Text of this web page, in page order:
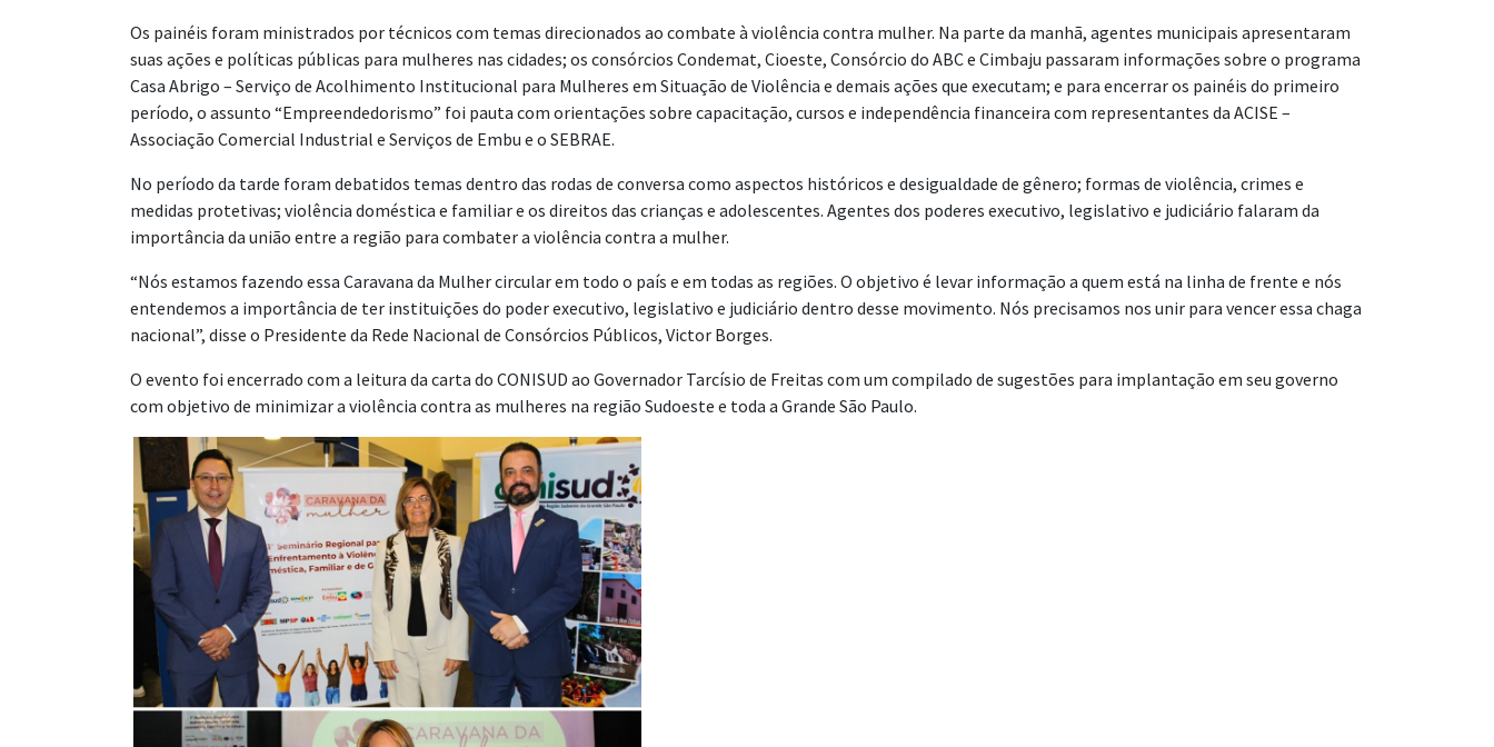
Os painéis foram ministrados por técnicos com temas direcionados ao combate à violência contra mulher. Na parte da manhã, agentes municipais apresentaram
suas ações e políticas públicas para mulheres nas cidades; os consórcios Condemat, Cioeste, Consórcio do ABC e Cimbaju passaram informações sobre o programa
Casa Abrigo – Serviço de Acolhimento Institucional para Mulheres em Situação de Violência e demais ações que executam; e para encerrar os painéis do primeiro
período, o assunto “Empreendedorismo” foi pauta com orientações sobre capacitação, cursos e independência financeira com representantes da ACISE –
Associação Comercial Industrial e Serviços de Embu e o SEBRAE.
No período da tarde foram debatidos temas dentro das rodas de conversa como aspectos históricos e desigualdade de gênero; formas de violência, crimes e
medidas protetivas; violência doméstica e familiar e os direitos das crianças e adolescentes. Agentes dos poderes executivo, legislativo e judiciário falaram da
importância da união entre a região para combater a violência contra a mulher.
“Nós estamos fazendo essa Caravana da Mulher circular em todo o país e em todas as regiões. O objetivo é levar informação a quem está na linha de frente e nós
entendemos a importância de ter instituições do poder executivo, legislativo e judiciário dentro desse movimento. Nós precisamos nos unir para vencer essa chaga
nacional”, disse o Presidente da Rede Nacional de Consórcios Públicos, Victor Borges.
O evento foi encerrado com a leitura da carta do CONISUD ao Governador Tarcísio de Freitas com um compilado de sugestões para implantação em seu governo
com objetivo de minimizar a violência contra as mulheres na região Sudoeste e toda a Grande São Paulo.